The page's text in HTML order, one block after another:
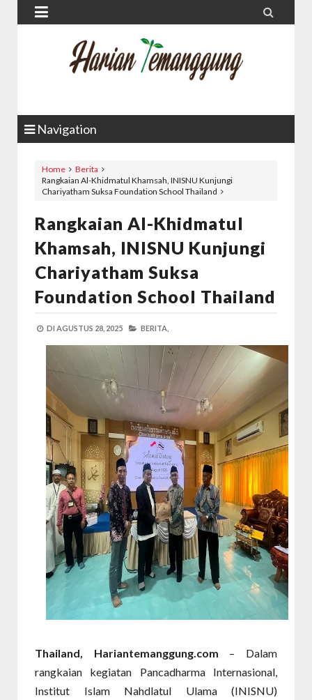
 
Navigation
Home
Berita
Rangkaian Al-Khidmatul Khamsah, INISNU Kunjungi
Chariyatham Suksa Foundation School Thailand
Rangkaian Al-Khidmatul
Khamsah, INISNU Kunjungi
Chariyatham Suksa
Foundation School Thailand
DI AGUSTUS 28, 2025 BERITA,
Thailand, Hariantemanggung.com – Dalam
rangkaian kegiatan Pancadharma Internasional,
Institut Islam Nahdlatul Ulama (INISNU)